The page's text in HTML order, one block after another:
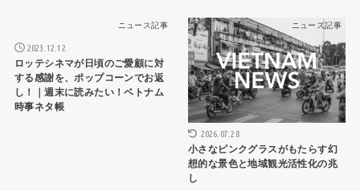
ニュース記事
2023.12.12
ロッテシネマが日頃のご愛顧に対
する感謝を、ポップコーンでお返
し！｜週末に読みたい！ベトナム
時事ネタ帳
ニュース記事
2026.07.28
小さなピンクグラスがもたらす幻
想的な景色と地域観光活性化の兆
し